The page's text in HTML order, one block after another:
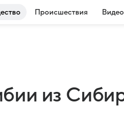
Происшествия Видео
из